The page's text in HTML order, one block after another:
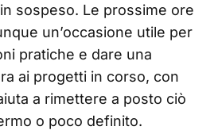
sospeso. Le prossime ore
un’occasione utile per
pratiche e dare una
ai progetti in corso, con
a rimettere a posto ciò
o poco definito.